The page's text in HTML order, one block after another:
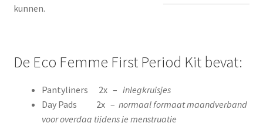
kunnen.
De Eco Femme First Period Kit bevat:
Pantyliners 2x – inlegkruisjes
Day Pads 2x – normaal formaat maandverband
voor overdag tijdens je menstruatie